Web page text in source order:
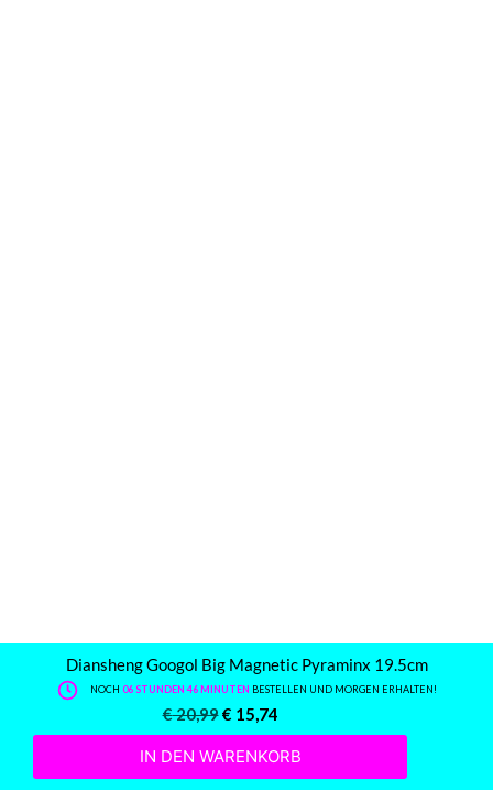
Diansheng Googol Big Magnetic Pyraminx 19.5cm
NOCH 06 STUNDEN 46 MINUTEN BESTELLEN UND MORGEN ERHALTEN!
€20,99€ 15,74
IN DEN WARENKORB